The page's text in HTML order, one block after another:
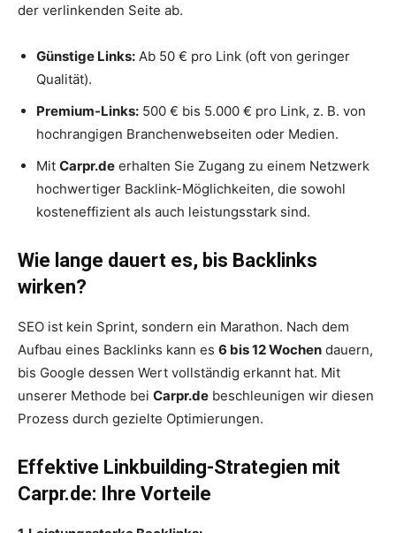
der verlinkenden Seite ab.
Günstige Links: Ab 50 € pro Link (oft von geringer
Qualität).
Premium-Links: 500 € bis 5.000 € pro Link, z. B. von
hochrangigen Branchenwebseiten oder Medien.
Mit Carpr.de erhalten Sie Zugang zu einem Netzwerk
hochwertiger Backlink-Möglichkeiten, die sowohl
kosteneffizient als auch leistungsstark sind.
Wie lange dauert es, bis Backlinks
wirken?
SEO ist kein Sprint, sondern ein Marathon. Nach dem
Aufbau eines Backlinks kann es 6 bis 12 Wochen dauern,
bis Google dessen Wert vollständig erkannt hat. Mit
unserer Methode bei Carpr.de beschleunigen wir diesen
Prozess durch gezielte Optimierungen.
Effektive Linkbuilding-Strategien mit
Carpr.de: Ihre Vorteile